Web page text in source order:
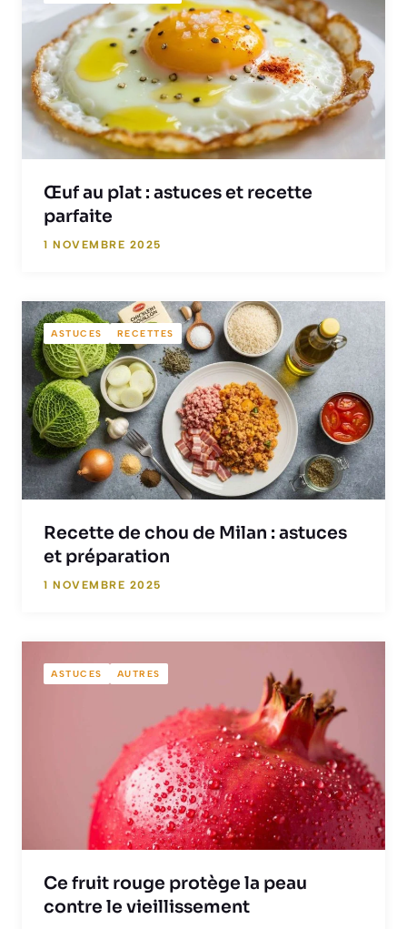
Œuf au plat : astuces et recette
parfaite
1 NOVEMBRE 2025
ASTUCES RECETTES
Recette de chou de Milan : astuces
et préparation
1 NOVEMBRE 2025
ASTUCES AUTRES
Ce fruit rouge protège la peau
contre le vieillissement